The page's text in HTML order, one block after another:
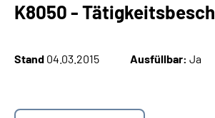
Rente
Beratung & Kontakt
K8050 -
Stand 04.03.2015 Ausfüllbar: Ja